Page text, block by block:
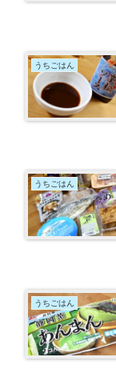
うちごはん
うちごはん
うちごはん